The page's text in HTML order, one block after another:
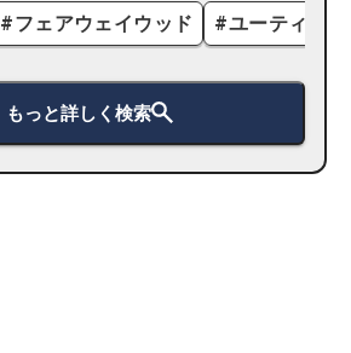
#フェアウェイウッド #ユーティリ
もっと詳しく検索